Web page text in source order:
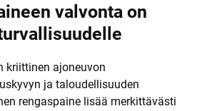
valvonta on
kriittinen ajoneuvon
ja taloudellisuuden
rengaspaine lisää merkittävästi